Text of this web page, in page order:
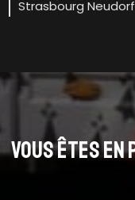
Strasbourg
Vous êtes en